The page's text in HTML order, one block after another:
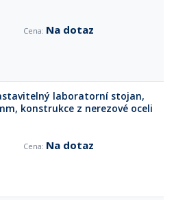
Na dotaz
laboratorní stojan,
konstrukce z nerezové oceli
Na dotaz